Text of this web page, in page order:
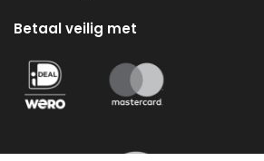
Betaal veilig met